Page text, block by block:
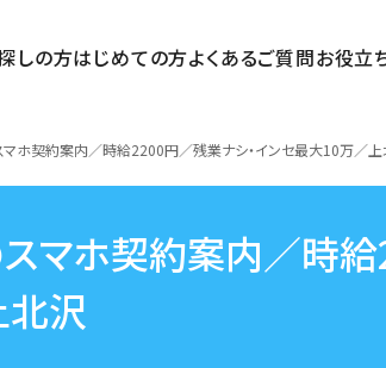
しの方はじめての方よくあるご質問お役立
ホ契約案内／時給2200円／残業ナシ・インセ最大10万／上
マホ契約案内／時給
沢